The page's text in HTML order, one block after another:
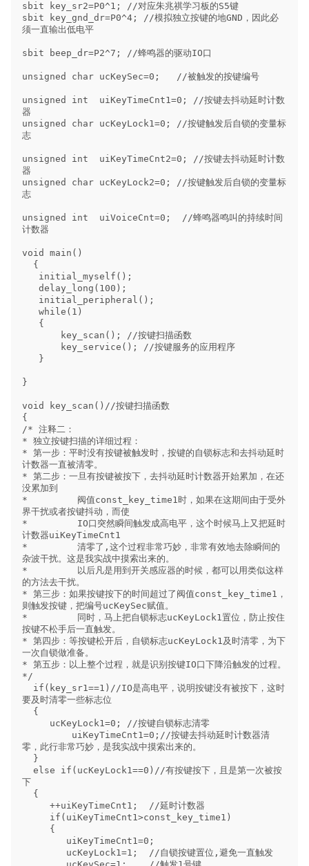
sbit key_sr2=P0^1; //对应朱兆祺学习板的S5键
sbit key_gnd_dr=P0^4; //模拟独立按键的地GND，因此必
须一直输出低电平
sbit beep_dr=P2^7; //蜂鸣器的驱动IO口
unsigned char ucKeySec=0;   //被触发的按键编号
unsigned int  uiKeyTimeCnt1=0; //按键去抖动延时计数
器
unsigned char ucKeyLock1=0; //按键触发后自锁的变量标
志
unsigned int  uiKeyTimeCnt2=0; //按键去抖动延时计数
器
unsigned char ucKeyLock2=0; //按键触发后自锁的变量标
志
unsigned int  uiVoiceCnt=0;  //蜂鸣器鸣叫的持续时间
计数器
void main()
}
void key_scan()//按键扫描函数
{
/* 注释二：
* 独立按键扫描的详细过程：
* 第一步：平时没有按键被触发时，按键的自锁标志和去抖动延时
计数器一直被清零。
* 第二步：一旦有按键被按下，去抖动延时计数器开始累加，在还
没累加到
*         阀值const_key_time1时，如果在这期间由于受外
界干扰或者按键抖动，而使
*         IO口突然瞬间触发成高电平，这个时候马上又把延时
计数器uiKeyTimeCnt1
*         清零了,这个过程非常巧妙，非常有效地去除瞬间的
杂波干扰。这是我实战中摸索出来的。
*         以后凡是用到开关感应器的时候，都可以用类似这样
的方法去干扰。
* 第三步：如果按键按下的时间超过了阀值const_key_time1，
则触发按键，把编号ucKeySec赋值。
*         同时，马上把自锁标志ucKeyLock1置位，防止按住
按键不松手后一直触发。
* 第四步：等按键松开后，自锁标志ucKeyLock1及时清零，为下
一次自锁做准备。
* 第五步：以上整个过程，就是识别按键IO口下降沿触发的过程。
*/
要及时清零一些标志位
零，此行非常巧妙，是我实战中摸索出来的。
下